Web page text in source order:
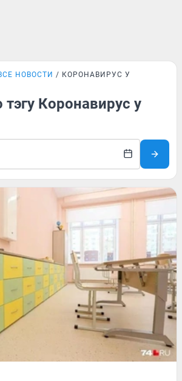
НОВОСТИ
КОРОНАВИРУС У
Коронавирус у